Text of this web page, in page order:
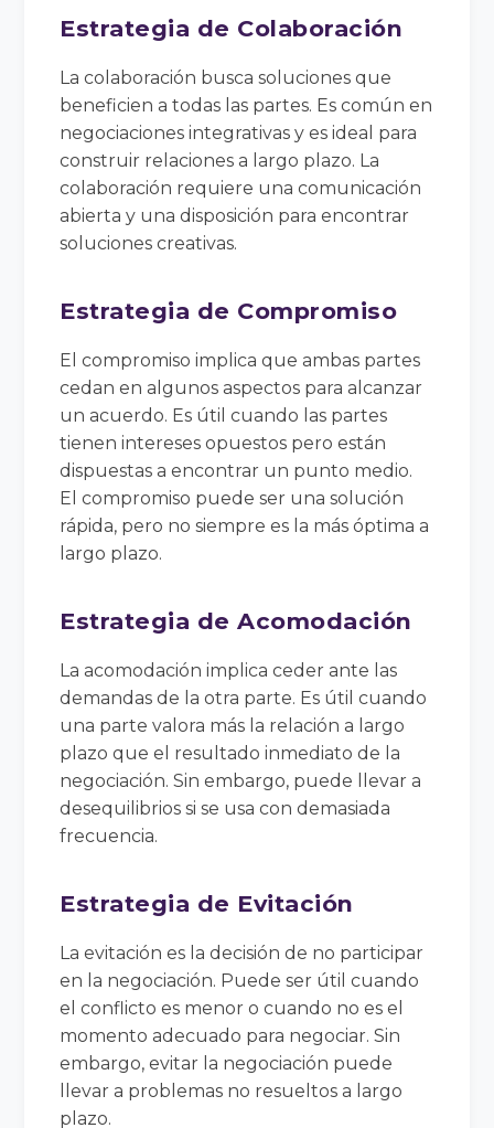
Estrategia de Colaboración
La colaboración busca soluciones que
beneficien a todas las partes. Es común en
negociaciones integrativas y es ideal para
construir relaciones a largo plazo. La
colaboración requiere una comunicación
abierta y una disposición para encontrar
soluciones creativas.
Estrategia de Compromiso
El compromiso implica que ambas partes
cedan en algunos aspectos para alcanzar
un acuerdo. Es útil cuando las partes
tienen intereses opuestos pero están
dispuestas a encontrar un punto medio.
El compromiso puede ser una solución
rápida, pero no siempre es la más óptima a
largo plazo.
Estrategia de Acomodación
La acomodación implica ceder ante las
demandas de la otra parte. Es útil cuando
una parte valora más la relación a largo
plazo que el resultado inmediato de la
negociación. Sin embargo, puede llevar a
desequilibrios si se usa con demasiada
frecuencia.
Estrategia de Evitación
La evitación es la decisión de no participar
en la negociación. Puede ser útil cuando
el conflicto es menor o cuando no es el
momento adecuado para negociar. Sin
embargo, evitar la negociación puede
llevar a problemas no resueltos a largo
plazo.